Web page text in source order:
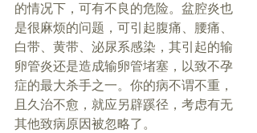
的情况下，可有不良的危险。盆腔炎也
是很麻烦的问题，可引起腹痛、腰痛、
白带、黄带、泌尿系感染，其引起的输
卵管炎还是造成输卵管堵塞，以致不孕
症的最大杀手之一。你的病不谓不重，
且久治不愈，就应另辟蹊径，考虑有无
其他致病原因被忽略了。